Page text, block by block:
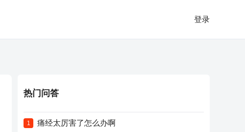
登录
热门问答
1 痛经太厉害了怎么办啊